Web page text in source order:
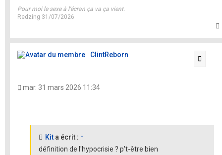
Pour moi le sexe à l'écran ça va ça vient.
Redzing 31/07/2026
ClintReborn
mar. 31 mars 2026 11:34
Kit a écrit : ↑
définition de l'hypocrisie ? p't-être bien